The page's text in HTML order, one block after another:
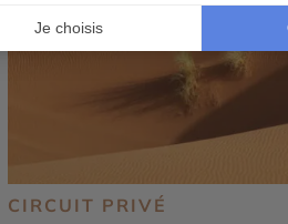
CIRCUIT PRIVÉ